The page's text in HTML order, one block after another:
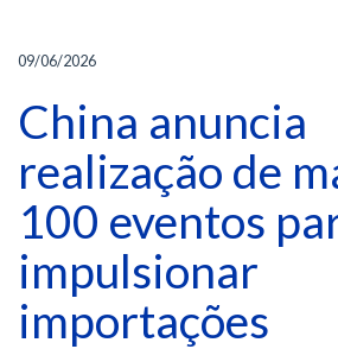
09/06/2026
China anuncia
realização de
100 eventos
impulsionar
importações